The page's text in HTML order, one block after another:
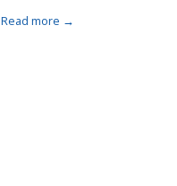
Read more →